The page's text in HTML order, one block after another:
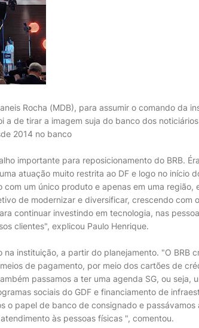
Rocha (MDB), para assumir o comando da
a de tirar a imagem suja do banco dos
2014 no banco
importante para reposicionamento do BRB.
atuação muito restrita ao DF e logo no início
um único produto e apenas em uma região,
de modernizar e diversificar, crescendo com
continuar investindo em tecnologia, nas
clientes", explicou Paulo Henrique.
na instituição, a partir do planejamento. "O BRB
de pagamento, por meio dos cartões de
passamos a ter uma agenda SG, ou seja,
sociais do GDF e financiamento de
o papel de banco de consignado e
às pessoas físicas ", comentou.